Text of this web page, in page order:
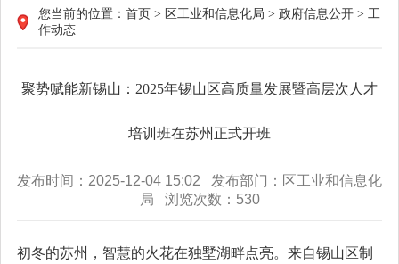
您当前的位置： 首页 > 区工业和信息化局 > 政府信息公开 > 工
作动态
聚势赋能新锡山：2025年锡山区高质量发展暨高层次人才
培训班在苏州正式开班
发布时间：2025-12-04 15:02 发布部门：区工业和信息化
局 浏览次数： 530
初冬的苏州，智慧的火花在独墅湖畔点亮。来自锡山区制